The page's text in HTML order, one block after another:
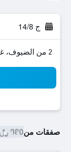
ج 14/8
2 من الضيوف، غرفة واحدة
صفقات من980 ﷼